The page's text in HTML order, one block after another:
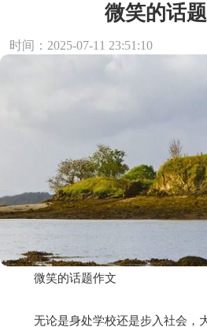
微笑的话
时间：2025-07-11 23:51:10
微笑的话题作文
无论是身处学校还是步入社会，